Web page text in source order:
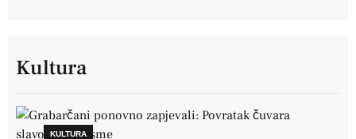
Kultura
KULTURA